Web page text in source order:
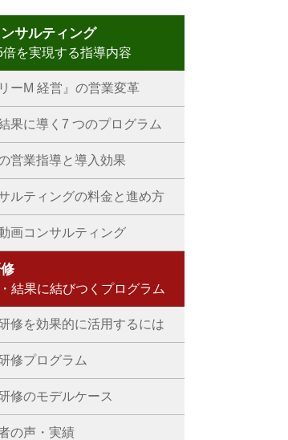
サルティング
倍を実現する指導内容
リーM 経営』の営業変革
果に導く7 つのプログラム
営業指導と導入効果
ルティングの料金と進め方
画コンサルティング
結果に結びつくプログラム
修を効果的に活用するには
修プログラム
修のモデルケース
の声・実績